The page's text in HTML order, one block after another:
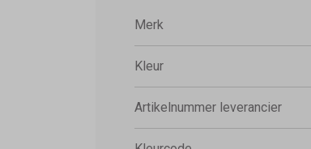
Merk
Kleur
Artikelnummer leverancier